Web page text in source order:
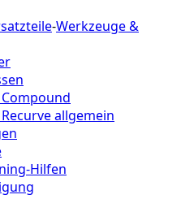
-Werkzeuge &
allgemein
Hilfen